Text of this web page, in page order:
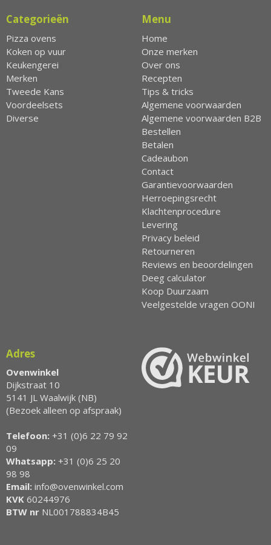
Categorieën
Pizza ovens
Koken op vuur
Keukengerei
Merken
Tweede Kans
Voordeelsets
Diverse
Menu
Home
Onze merken
Over ons
Recepten
Tips & tricks
Algemene voorwaarden
Algemene voorwaarden B2B
Bestellen
Betalen
Cadeaubon
Contact
Garantievoorwaarden
Herroepingsrecht
Klachtenprocedure
Levering
Privacy beleid
Retourneren
Reviews en beoordelingen
Deeg calculator
Koop Duurzaam
Veelgestelde vragen OONI
Adres
Ovenwinkel
Dijkstraat 10
5141 JL Waalwijk (NB)
(Bezoek alleen op afspraak)
Telefoon: +31 (0)6 22 79 92
09
Whatsapp: +31 (0)6 25 20
98 98
Email: info@ovenwinkel.com
KVK 60244976
BTW nr NL001788834B45